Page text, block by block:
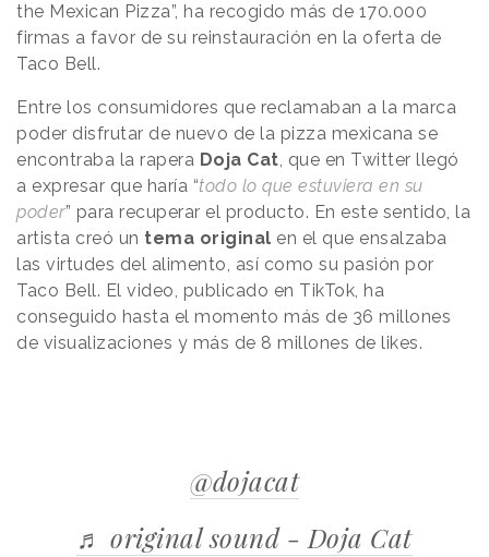
the Mexican Pizza”, ha recogido más de 170.000
firmas a favor de su reinstauración en la oferta de
Taco Bell.
Entre los consumidores que reclamaban a la marca
poder disfrutar de nuevo de la pizza mexicana se
encontraba la rapera Doja Cat, que en Twitter llegó
a expresar que haría “todo lo que estuviera en su
poder” para recuperar el producto. En este sentido, la
artista creó un tema original en el que ensalzaba
las virtudes del alimento, así como su pasión por
Taco Bell. El video, publicado en TikTok, ha
conseguido hasta el momento más de 36 millones
de visualizaciones y más de 8 millones de likes.
@dojacat
♬ original sound - Doja Cat